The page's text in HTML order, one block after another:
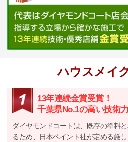
ハウスメイ
13年連続金賞受賞！
千葉県No.1の高い技術力
ダイヤモンドコートは、既存の塗料
るため、日本ペイント社が定める厳